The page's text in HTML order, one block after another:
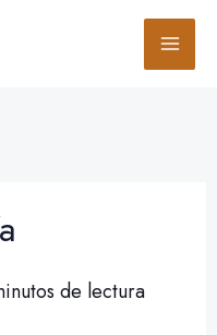
de lectura